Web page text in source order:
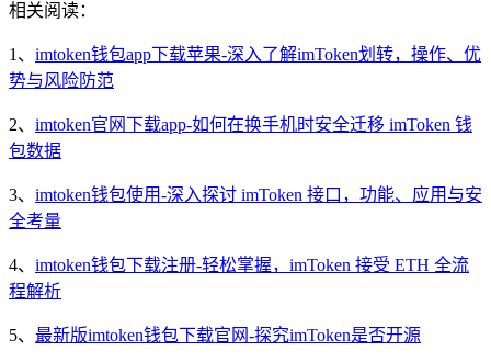
相关阅读：
1、 imtoken钱包app下载苹果-深入了解imToken划转，操作、优
势与风险防范
2、 imtoken官网下载app-如何在换手机时安全迁移 imToken 钱
包数据
3、 imtoken钱包使用-深入探讨 imToken 接口，功能、应用与安
全考量
4、 imtoken钱包下载注册-轻松掌握，imToken 接受 ETH 全流
程解析
5、 最新版imtoken钱包下载官网-探究imToken是否开源